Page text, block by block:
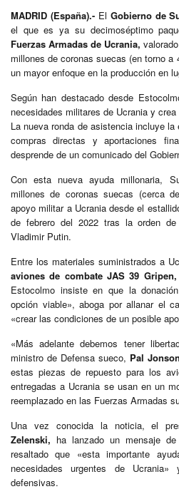
MADRID (España).- El Gobierno de
el que es ya su decimoséptimo
Fuerzas Armadas de Ucrania,
millones de coronas suecas (en torno
un mayor enfoque en la producción en
Según han destacado desde
necesidades militares de Ucrania y
La nueva ronda de asistencia incluye
compras directas y aportaciones
desprende de un comunicado del
Con esta nueva ayuda millonaria,
millones de coronas suecas (cerca
apoyo militar a Ucrania desde el
de febrero del 2022 tras la orden
Vladimir Putin.
Entre los materiales suministrados a
aviones de combate JAS 39 Gripen,
Estocolmo insiste en que la
opción viable», aboga por allanar el
«crear las condiciones de un posible
«Más adelante debemos tener
ministro de Defensa sueco, Pal
estas piezas de repuesto para los
entregadas a Ucrania se usan en un
reemplazado en las Fuerzas Armadas
Una vez conocida la noticia, el
Zelenski, ha lanzado un mensaje
resaltado que «esta importante
necesidades urgentes de
defensivas.